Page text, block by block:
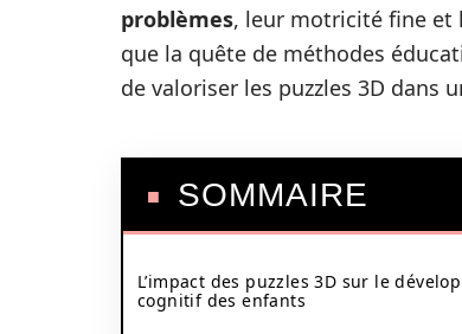
problèmes, leur motricité fine et
que la quête de méthodes
de valoriser les puzzles 3D dans
SOMMAIRE
L’impact des puzzles 3D sur le
cognitif des enfants